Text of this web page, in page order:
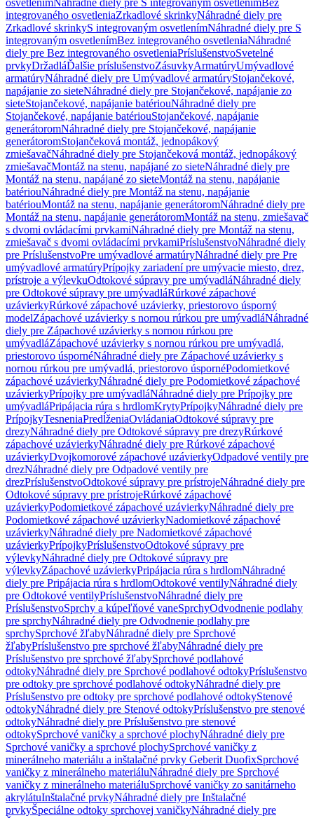
osvetlenímNáhradné diely pre S integrovaným osvetlenímBez
integrovaného osvetleniaZrkadlové skrinkyNáhradné diely pre
Zrkadlové skrinkyS integrovaným osvetlenímNáhradné diely pre S
integrovaným osvetlenímBez integrovaného osvetleniaNáhradné
diely pre Bez integrovaného osvetleniaPríslušenstvoSvetelné
prvkyDržadláĎalšie príslušenstvoZásuvkyArmatúryUmývadlové
armatúryNáhradné diely pre Umývadlové armatúryStojančekové,
napájanie zo sieteNáhradné diely pre Stojančekové, napájanie zo
sieteStojančekové, napájanie batériouNáhradné diely pre
Stojančekové, napájanie batériouStojančekové, napájanie
generátoromNáhradné diely pre Stojančekové, napájanie
generátoromStojančeková montáž, jednopákový
zmiešavačNáhradné diely pre Stojančeková montáž, jednopákový
zmiešavačMontáž na stenu, napájané zo sieteNáhradné diely pre
Montáž na stenu, napájané zo sieteMontáž na stenu, napájanie
batériouNáhradné diely pre Montáž na stenu, napájanie
batériouMontáž na stenu, napájanie generátoromNáhradné diely pre
Montáž na stenu, napájanie generátoromMontáž na stenu, zmiešavač
s dvomi ovládacími prvkamiNáhradné diely pre Montáž na stenu,
zmiešavač s dvomi ovládacími prvkamiPríslušenstvoNáhradné diely
pre PríslušenstvoPre umývadlové armatúryNáhradné diely pre Pre
umývadlové armatúryPrípojky zariadení pre umývacie miesto, drez,
prístroje a výlevkuOdtokové súpravy pre umývadláNáhradné diely
pre Odtokové súpravy pre umývadláRúrkové zápachové
uzávierkyRúrkové zápachové uzávierky, priestorovo úsporný
modelZápachové uzávierky s nornou rúrkou pre umývadláNáhradné
diely pre Zápachové uzávierky s nornou rúrkou pre
umývadláZápachové uzávierky s nornou rúrkou pre umývadlá,
priestorovo úspornéNáhradné diely pre Zápachové uzávierky s
nornou rúrkou pre umývadlá, priestorovo úspornéPodomietkové
zápachové uzávierkyNáhradné diely pre Podomietkové zápachové
uzávierkyPrípojky pre umývadláNáhradné diely pre Prípojky pre
umývadláPripájacia rúra s hrdlomKrytyPrípojkyNáhradné diely pre
PrípojkyTesneniaPredĺženiaOvládaniaOdtokové súpravy pre
drezyNáhradné diely pre Odtokové súpravy pre drezyRúrkové
zápachové uzávierkyNáhradné diely pre Rúrkové zápachové
uzávierkyDvojkomorové zápachové uzávierkyOdpadové ventily pre
drezNáhradné diely pre Odpadové ventily pre
drezPríslušenstvoOdtokové súpravy pre prístrojeNáhradné diely pre
Odtokové súpravy pre prístrojeRúrkové zápachové
uzávierkyPodomietkové zápachové uzávierkyNáhradné diely pre
Podomietkové zápachové uzávierkyNadomietkové zápachové
uzávierkyNáhradné diely pre Nadomietkové zápachové
uzávierkyPrípojkyPríslušenstvoOdtokové súpravy pre
výlevkyNáhradné diely pre Odtokové súpravy pre
výlevkyZápachové uzávierkyPripájacia rúra s hrdlomNáhradné
diely pre Pripájacia rúra s hrdlomOdtokové ventilyNáhradné diely
pre Odtokové ventilyPríslušenstvoNáhradné diely pre
PríslušenstvoSprchy a kúpeľňové vaneSprchyOdvodnenie podlahy
pre sprchyNáhradné diely pre Odvodnenie podlahy pre
sprchySprchové žľabyNáhradné diely pre Sprchové
žľabyPríslušenstvo pre sprchové žľabyNáhradné diely pre
Príslušenstvo pre sprchové žľabySprchové podlahové
odtokyNáhradné diely pre Sprchové podlahové odtokyPríslušenstvo
pre odtoky pre sprchové podlahové odtokyNáhradné diely pre
Príslušenstvo pre odtoky pre sprchové podlahové odtokyStenové
odtokyNáhradné diely pre Stenové odtokyPríslušenstvo pre stenové
odtokyNáhradné diely pre Príslušenstvo pre stenové
odtokySprchové vaničky a sprchové plochyNáhradné diely pre
Sprchové vaničky a sprchové plochySprchové vaničky z
minerálneho materiálu a inštalačné prvky Geberit DuofixSprchové
vaničky z minerálneho materiáluNáhradné diely pre Sprchové
vaničky z minerálneho materiáluSprchové vaničky zo sanitárneho
akrylátuInštalačné prvkyNáhradné diely pre Inštalačné
prvkyŠpeciálne odtoky sprchovej vaničkyNáhradné diely pre